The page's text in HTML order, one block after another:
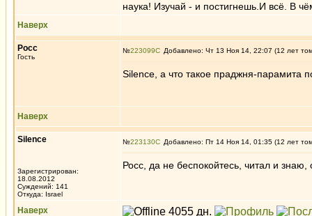
наука! Изучай - и постигнешь.И всё. В
Наверх
Росс
Гость
№223099 Добавлено: Чт 13 Ноя 14, 22:07 (12 лет
Silence, а что такое праджня-
Наверх
Silence
Зарегистрирован:
18.08.2012
Суждений: 141
Откуда: Israel
№223130 Добавлено: Пт 14 Ноя 14, 01:35 (12 лет
Росс, да не беспокойтесь, читал и
Наверх